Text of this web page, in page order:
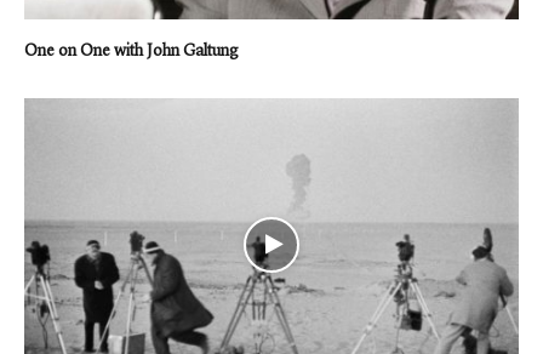
One on One with John Galtung